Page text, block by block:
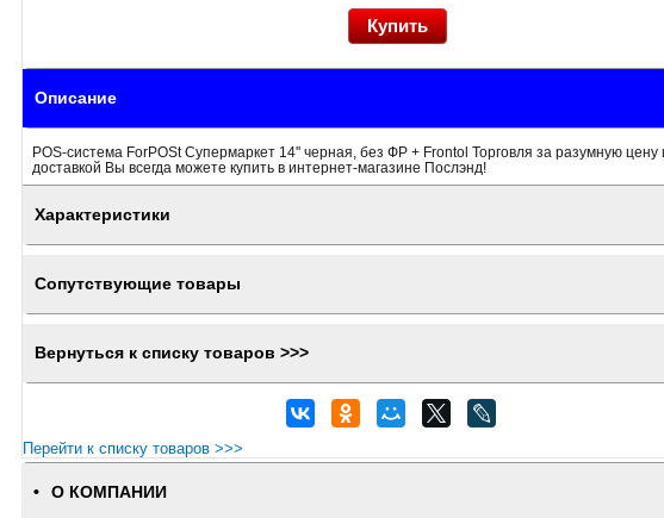
Описание
POS-система ForPOSt Супермаркет 14'' черная, без ФР + Frontol Торговля за разумную цену
доставкой Вы всегда можете купить в интернет-магазине Послэнд!
Характеристики
Сопутствующие товары
Вернуться к списку товаров >>>
Перейти к списку товаров >>>
О КОМПАНИИ